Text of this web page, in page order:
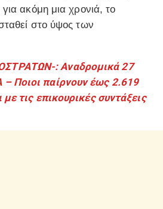
ακόμη μια χρονιά, το
στο ύψος των
: Αναδρομικά 27
Ποιοι παίρνουν έως 2.619
με τις επικουρικές συντάξεις